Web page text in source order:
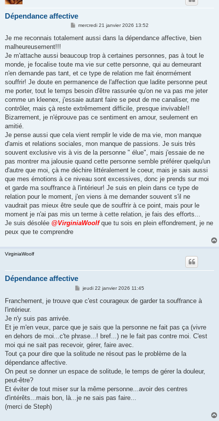
Dépendance affective
M
s
g
mercredi 21 janvier 2026 13:52
Je me reconnais totalement aussi dans la dépendance affective, bien
malheureusement!!!
Je m'attache aussi beaucoup trop à certaines personnes, pas à tout le
monde, je focalise toute ma vie sur cette personne, qui au demeurant
n'en demande pas tant, et ce type de relation me fait énormément
souffrir! Je doute en permanence de l'affection que ladite personne peut
me porter, tout le temps besoin d'être rassurée qu'on ne va pas me jeter
comme un kleenex, j'essaie autant faire se peut de me canaliser, me
contrôler, mais çà reste extrêmement difficile, presque invivable!!
Bizarrement, je n'éprouve pas ce sentiment en amour, seulement en
amitié.
Je pense aussi que cela vient remplir le vide de ma vie, mon manque
d'amis et relations sociales, mon manque de passions. Je suis très
souvent exclusive vis à vis de la personne " élue", mais j'essaie de ne
pas montrer ma jalousie quand cette personne semble préférer quelqu'un
d'autre que moi, çà me déchire littéralement le coeur, mais je sais aussi
que mes émotions à ce niveau sont excessives, donc je prends sur moi
et garde ma souffrance à l'intérieur! Je suis en plein dans ce type de
relation pour le moment, j'en viens à me demander souvent s'il ne
vaudrait pas mieux être seule que de souffrir à ce point, mais pour le
moment je n'ai pas mis un terme à cette relation, je fais des efforts...
Je suis désolée @VirginiaWoolfque tu sois en plein effondrement, je ne
peux que te comprendre
VirginiaWoolf
Dépendance affective
M
s
jeudi 22 janvier 2026 11:45
Franchement, je trouve que c'est courageux de garder ta souffrance à
l'intérieur.
Je n'y suis pas arrivée.
Et je m'en veux, parce que je sais que la personne ne fait pas ça (vivre
en dehors de moi...c'te phrase...! bref...) ne le fait pas contre moi. C'est
moi qui ne sait pas recevoir, gérer, faire avec.
Tout ça pour dire que la solitude ne résout pas le problème de la
dépendance affective.
On peut se donner un espace de solitude, le temps de gérer la douleur,
peut-être?
Et éviter de tout miser sur la même personne...avoir des centres
d'intérêts...mais bon, là...je ne sais pas faire...
(merci de Steph)